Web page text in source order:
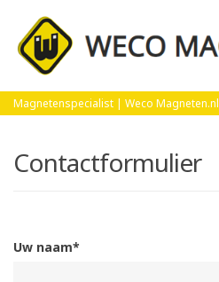
Magnetenspecialist | Weco Magneten.nl
Home
Contactformulier
Uw naam*